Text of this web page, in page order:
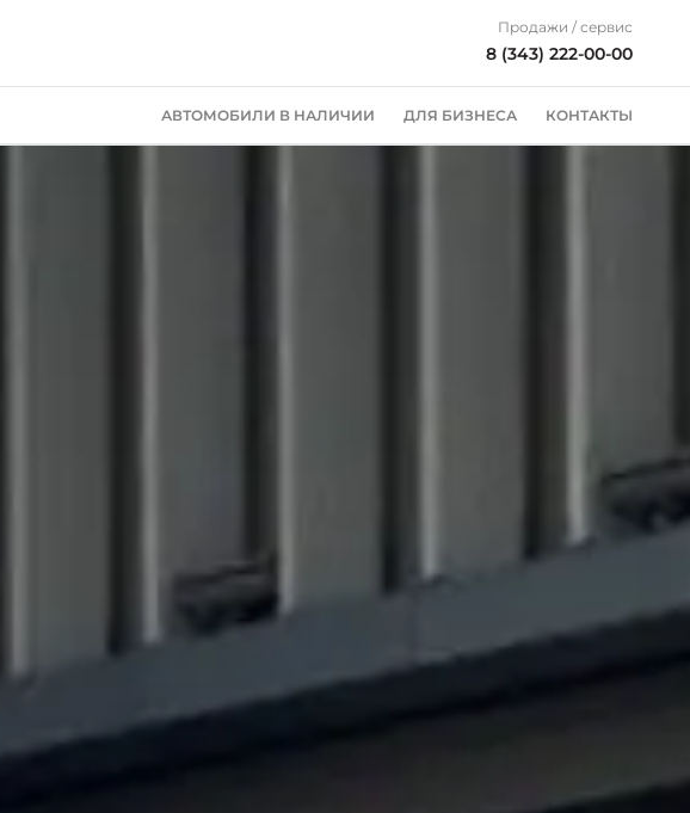
Продажи / сервис
8 (343) 222-00-00
АВТОМОБИЛИ В НАЛИЧИИ ДЛЯ БИЗНЕСА КОНТАКТЫ